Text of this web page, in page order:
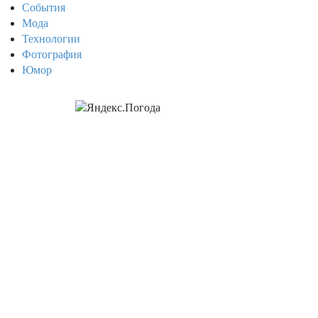
События
Мода
Технологии
Фотография
Юмор